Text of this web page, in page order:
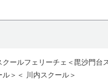
クールフェリーチェ＜毘沙門台
ル＞＜ 川内スクール＞